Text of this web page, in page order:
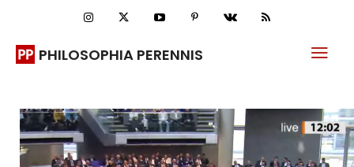
PHILOSOPHIA PERENNIS